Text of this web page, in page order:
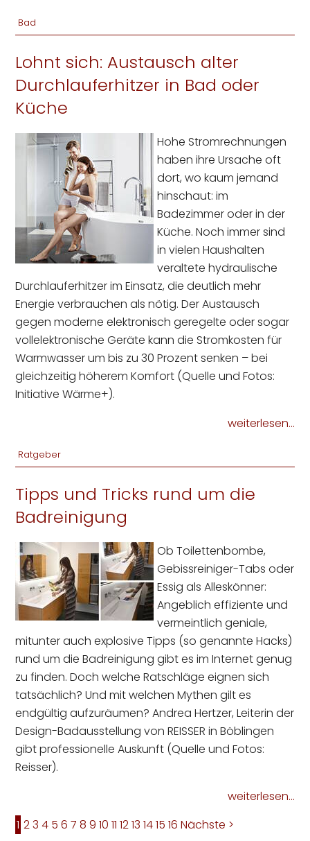
Bad
Lohnt sich: Austausch alter
Durchlauferhitzer in Bad oder
Küche
Hohe Stromrechnungen
haben ihre Ursache oft
dort, wo kaum jemand
hinschaut: im
Badezimmer oder in der
Küche. Noch immer sind
in vielen Haushalten
veraltete hydraulische
Durchlauferhitzer im Einsatz, die deutlich mehr
Energie verbrauchen als nötig. Der Austausch
gegen moderne elektronisch geregelte oder sogar
vollelektronische Geräte kann die Stromkosten für
Warmwasser um bis zu 30 Prozent senken – bei
gleichzeitig höherem Komfort (Quelle und Fotos:
Initiative Wärme+).
weiterlesen...
Ratgeber
Tipps und Tricks rund um die
Badreinigung
Ob Toilettenbombe,
Gebissreiniger-Tabs oder
Essig als Alleskönner:
Angeblich effiziente und
vermeintlich geniale,
mitunter auch explosive Tipps (so genannte Hacks)
rund um die Badreinigung gibt es im Internet genug
zu finden. Doch welche Ratschläge eignen sich
tatsächlich? Und mit welchen Mythen gilt es
endgültig aufzuräumen? Andrea Hertzer, Leiterin der
Design-Badausstellung von REISSER in Böblingen
gibt professionelle Auskunft (Quelle und Fotos:
Reisser).
weiterlesen...
1 23 4 5 6 7 8 9 10 11 1213 1415 16 Nächste >